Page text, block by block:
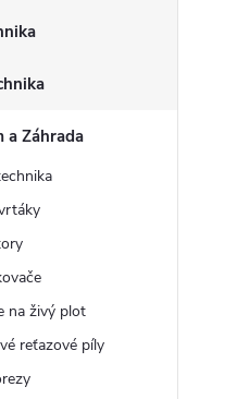
a Záhrada
na živý plot
reťazové píly